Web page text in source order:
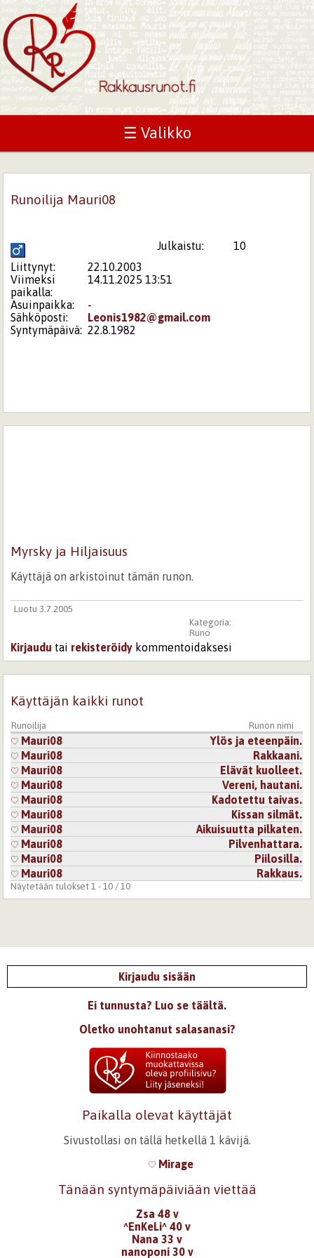
☰ Valikko
Runoilija Mauri08
Julkaistu:
10
Liittynyt:
22.10.2003
Viimeksi
paikalla:
14.11.2025 13:51
Asuinpaikka:
-
Sähköposti:
Leonis1982@gmail.com
Syntymäpäivä: 22.8.1982
Myrsky ja Hiljaisuus
Käyttäjä on arkistoinut tämän runon.
Luotu 3.7.2005
Kategoria:
Runo
Kirjaudu tai rekisteröidy kommentoidaksesi
Käyttäjän kaikki runot
Runoilija Runon nimi
Mauri08
Ylös ja eteenpäin.
Mauri08
Rakkaani.
Mauri08
Elävät kuolleet.
Mauri08
Vereni, hautani.
Mauri08
Kadotettu taivas.
Mauri08
Kissan silmät.
Mauri08
Aikuisuutta pilkaten.
Mauri08
Pilvenhattara.
Mauri08
Piilosilla.
Mauri08
Rakkaus.
Näytetään tulokset 1 - 10 / 10
Kirjaudu sisään
Ei tunnusta? Luo se täältä.
Oletko unohtanut salasanasi?
Paikalla olevat käyttäjät
Sivustollasi on tällä hetkellä 1 kävijä.
Mirage
Tänään syntymäpäiviään viettää
Zsa 48 v
^EnKeLi^ 40 v
Nana 33 v
nanoponi 30 v